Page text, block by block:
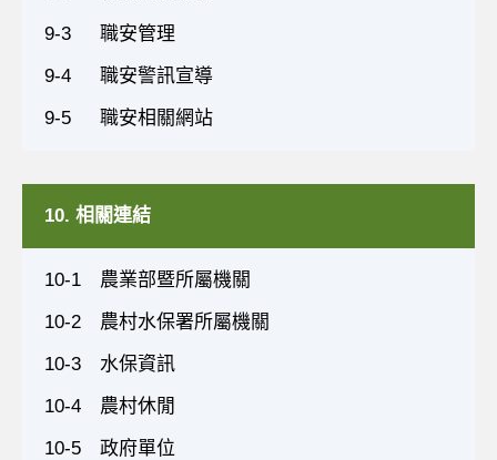
9-3
職安管理
9-4
職安警訊宣導
9-5
職安相關網站
10. 相關連結
10-1
農業部暨所屬機關
10-2
農村水保署所屬機關
10-3
水保資訊
10-4
農村休閒
10-5
政府單位